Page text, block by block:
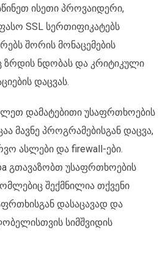
ისეთი პროვაიდერი,
SSL სერთიფიკატებს
შორის მონაცემების
ზრდის ნდობას და კრიტიკული
დაცვას.
დამატებითი უსაფრთხოების
მავნე პროგრამებისგან დაცვა,
ასლები და firewall-ები.
გთავაზობთ უსაფრთხოების
შექმნილია თქვენი
დასაცავად და
სიმშვიდის